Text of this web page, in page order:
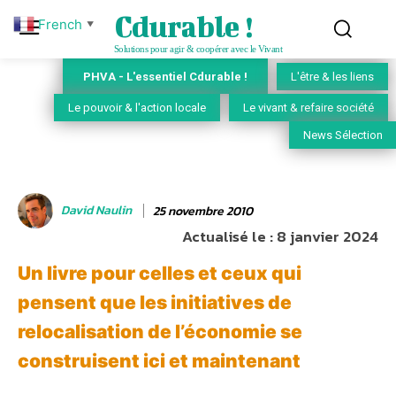
Cdurable !
Solutions pour agir & coopérer avec le Vivant
PHVA - L'essentiel Cdurable ! L'être & les liens
Le pouvoir & l'action locale Le vivant & refaire société
News Sélection
David Naulin 25 novembre 2010
Actualisé le :8 janvier 2024
Un livre pour celles et ceux qui
pensent que les initiatives de
relocalisation de l’économie se
construisent ici et maintenant
French ▼